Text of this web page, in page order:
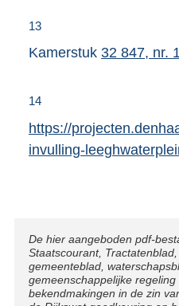
13
Kamerstuk 32 847, nr.
14
E
x
n
e
l
i
https://
invulling-
Disclaimer
De hier aangeboden pdf-
Staatscourant,
gemeenteblad,
gemeenschappelijke
bekendmakingen in de zin